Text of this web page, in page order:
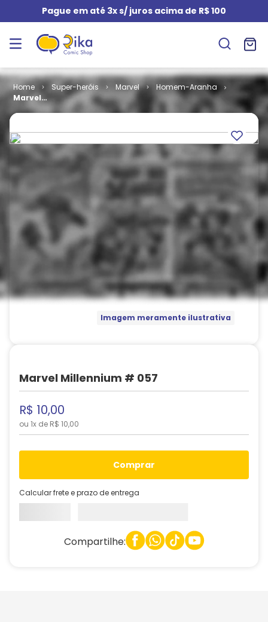
Pague em até 3x s/ juros acima de R$ 100
Super-heróis Marvel
Homem-Aranha
Marvel
Millennium #
Imagem meramente ilustrativa
Marvel Millennium # 057
R$ 10,00
ou 1x de R$ 10,00
comprar
Calcular frete e prazo de entrega
Compartilhe: